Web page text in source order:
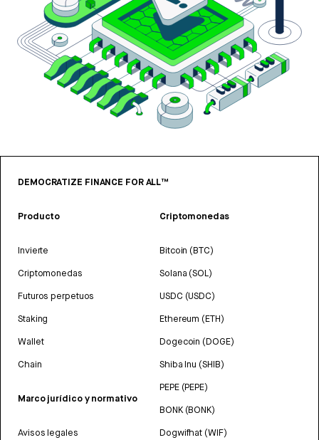
DEMOCRATIZE FINANCE FOR ALL™
Producto
Invierte
Criptomonedas
Futuros perpetuos
Staking
Wallet
Chain
Marco jurídico y normativo
Avisos legales
Criptomonedas
Bitcoin (BTC)
Solana (SOL)
USDC (USDC)
Ethereum (ETH)
Dogecoin (DOGE)
Shiba Inu (SHIB)
PEPE (PEPE)
BONK (BONK)
Dogwifhat (WIF)